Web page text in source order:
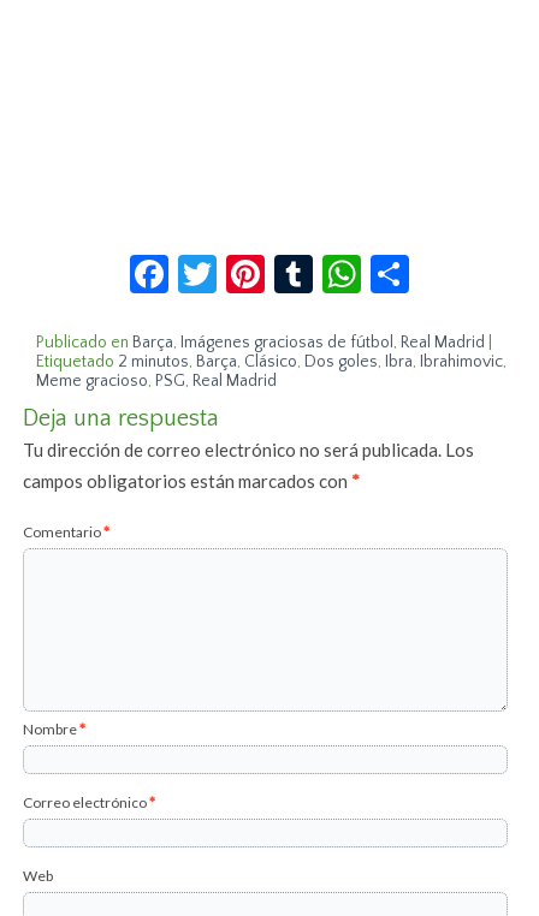
Facebook
Twitter
Pinterest
TumblrWhatsApp
Publicado en Barça, Imágenes graciosas de fútbol , Real Madrid
Etiquetado 2 minutos, Barça, Clásico, Dos goles, Ibra, Ibrahimovic,
Meme gracioso, PSG, Real Madrid
Deja una respuesta
Tu dirección de correo electrónico no será publicada. Los
campos obligatorios están marcados con*
Comentario*
Nombre*
Correo electrónico*
Web